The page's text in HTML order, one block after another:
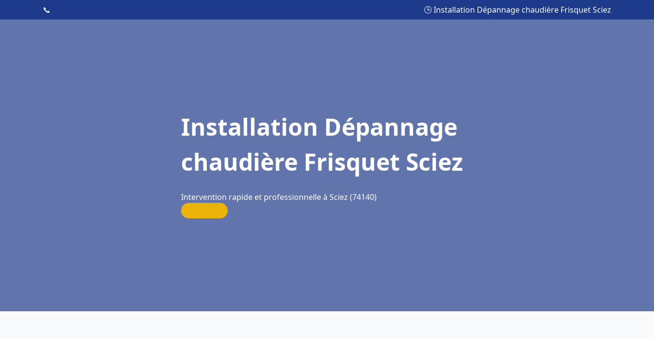
📞 🕒 Installation Dépannage chaudière Frisquet Sciez
Installation Dépannage
chaudière Frisquet Sciez
Intervention rapide et professionnelle à Sciez (74140)